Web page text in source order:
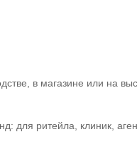
в магазине или на
ритейла, клиник,